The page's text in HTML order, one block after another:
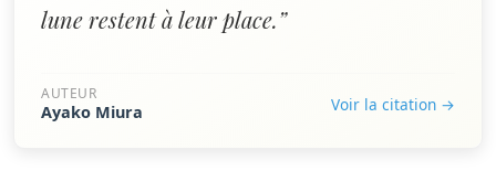
lune restent à leur place.”
AUTEUR
Ayako Miura Voir la citation →